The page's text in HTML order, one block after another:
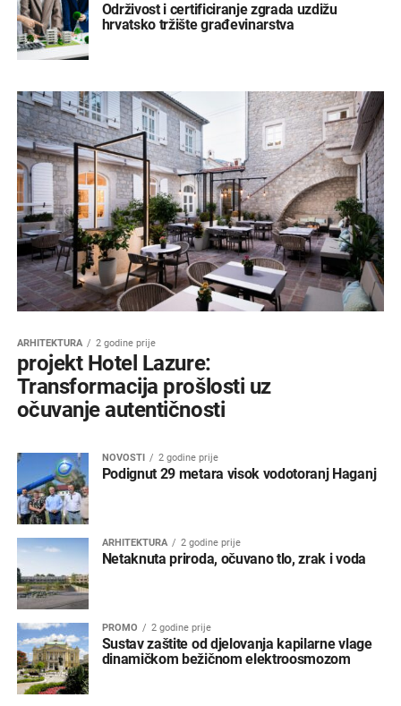
Održivost i certificiranje zgrada uzdižu
hrvatsko tržište građevinarstva
ARHITEKTURA 2 godine prije
projekt Hotel Lazure:
Transformacija prošlosti uz
očuvanje autentičnosti
NOVOSTI 2 godine prije
Podignut 29 metara visok vodotoranj Haganj
ARHITEKTURA 2 godine prije
Netaknuta priroda, očuvano tlo, zrak i voda
PROMO 2 godine prije
Sustav zaštite od djelovanja kapilarne vlage
dinamičkom bežičnom elektroosmozom